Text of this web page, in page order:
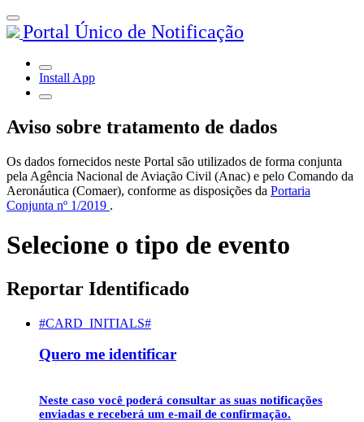
Portal Único de Notificação
Install App
Aviso sobre tratamento de dados
Os dados fornecidos neste Portal são utilizados de forma conjunta
pela Agência Nacional de Aviação Civil (Anac) e pelo Comando da
Aeronáutica (Comaer), conforme as disposições da Portaria
Conjunta nº 1/2019 .
Selecione o tipo de evento
Reportar Identificado
#CARD_INITIALS#
Quero me identificar
Neste caso você poderá consultar as suas notificações
enviadas e receberá um e-mail de confirmação.